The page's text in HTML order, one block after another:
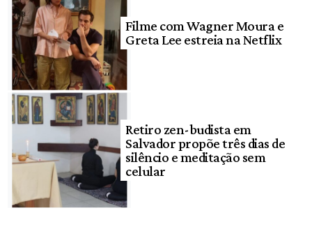
Filme com Wagner Moura e
Greta Lee estreia na Netflix
Retiro zen-budista em
Salvador propõe três dias de
silêncio e meditação sem
celular